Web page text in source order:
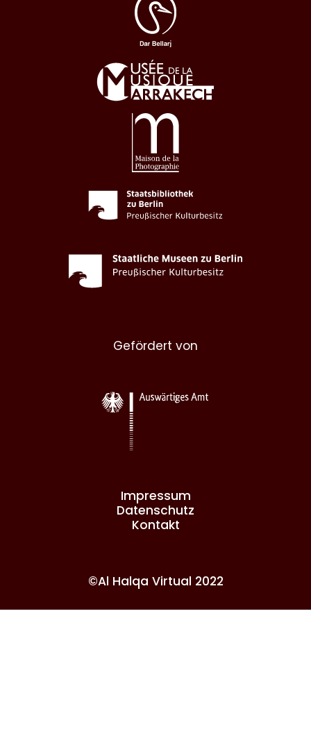
Gefördert von
Impressum
Datenschutz
Kontakt
©Al Halqa Virtual 2022